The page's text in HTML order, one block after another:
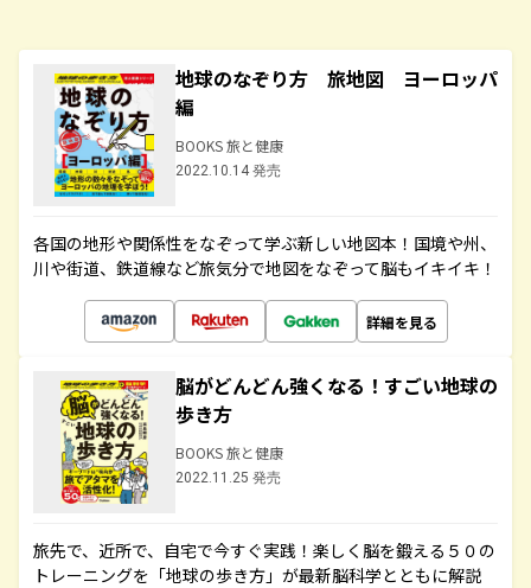
地球のなぞり方 旅地図 ヨーロッパ
編
BOOKS 旅と健康
2022.10.14 発売
各国の地形や関係性をなぞって学ぶ新しい地図本！国境や州、
川や街道、鉄道線など旅気分で地図をなぞって脳もイキイキ！
詳細を見る
脳がどんどん強くなる！すごい地球の
歩き方
BOOKS 旅と健康
2022.11.25 発売
旅先で、近所で、自宅で今すぐ実践！楽しく脳を鍛える５０の
トレーニングを「地球の歩き方」が最新脳科学とともに解説